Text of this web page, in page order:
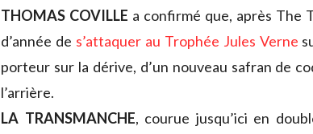
THOMAS COVILLE a confirmé que, après The
d’année de s’attaquer au Trophée Jules Verne
porteur sur la dérive, d’un nouveau safran de
l’arrière.
LA TRANSMANCHE, courue jusqu’ici en